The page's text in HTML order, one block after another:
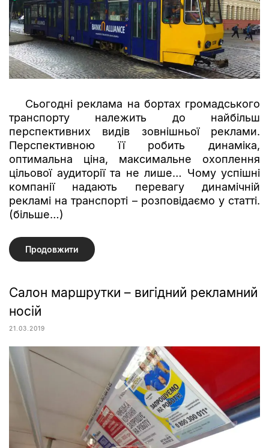
Сьогодні реклама на бортах громадського
транспорту належить до найбільш
перспективних видів зовнішньої реклами.
Перспективною її робить динаміка,
оптимальна ціна, максимальне охоплення
цільової аудиторії та не лише… Чому успішні
компанії надають перевагу динамічній
рекламі на транспорті – розповідаємо у статті.
(більше…)
Продовжити
Салон маршрутки – вигідний рекламний
носій
21.03.2019